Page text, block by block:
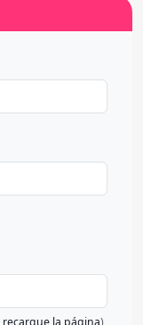
recargue la página)